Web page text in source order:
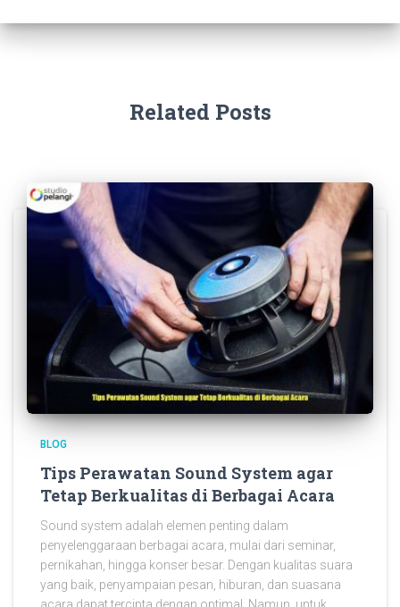
Related Posts
BLOG
Tips Perawatan Sound System agar
Tetap Berkualitas di Berbagai Acara
Sound system adalah elemen penting dalam
penyelenggaraan berbagai acara, mulai dari seminar,
pernikahan, hingga konser besar. Dengan kualitas suara
yang baik, penyampaian pesan, hiburan, dan suasana